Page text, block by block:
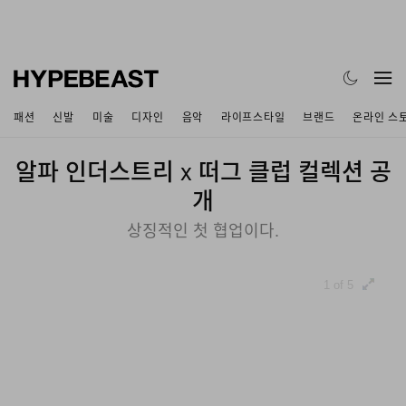
패션 신발 미술 디자인 음악 라이프스타일 브랜드 온라인 스
알파 인더스트리 x 떠그 클럽 컬렉션 공
개
상징적인 첫 협업이다.